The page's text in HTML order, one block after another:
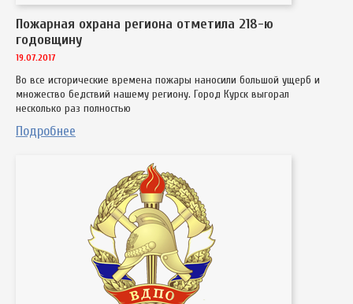
Пожарная охрана региона отметила 218-ю
годовщину
19.07.2017
Во все исторические времена пожары наносили большой ущерб и
множество бедствий нашему региону. Город Курск выгорал
несколько раз полностью
Подробнее